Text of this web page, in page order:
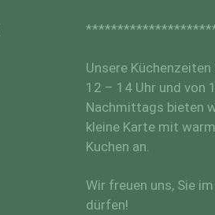
Unsere Küchenzeiten
12 – 14 Uhr und von
Nachmittags bieten
kleine Karte mit
Kuchen an.
Wir freuen uns, Sie
dürfen!